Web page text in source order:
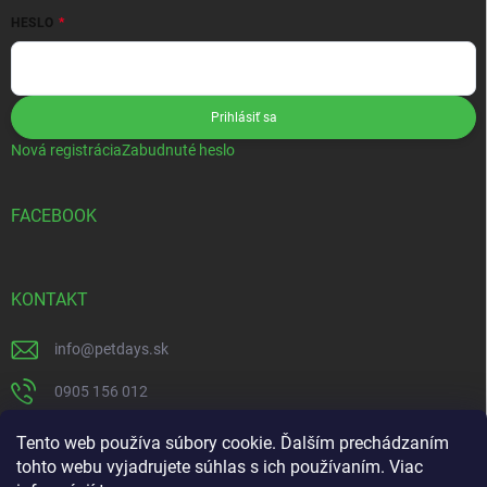
Tento web používa súbory cookie. Ďalším prechádzaním
tohto webu vyjadrujete súhlas s ich používaním. Viac
HESLO
Prihlásiť sa
Nová registráciaZabudnuté heslo
FACEBOOK
KONTAKT
info@petdays.sk
0905 156 012
PetDays